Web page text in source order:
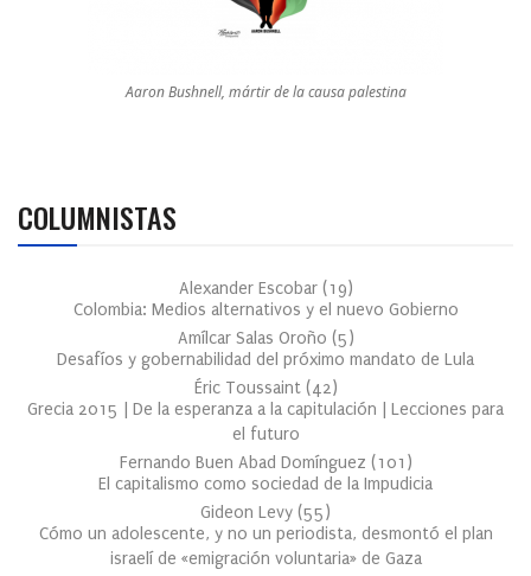
Aaron Bushnell, mártir de la causa palestina
COLUMNISTAS
Alexander Escobar (19)
Colombia: Medios alternativos y el nuevo Gobierno
Amílcar Salas Oroño (5)
Desafíos y gobernabilidad del próximo mandato de Lula
Éric Toussaint (42)
Grecia 2015 | De la esperanza a la capitulación | Lecciones para
el futuro
Fernando Buen Abad Domínguez (101 )
El capitalismo como sociedad de la Impudicia
Gideon Levy (55)
Cómo un adolescente, y no un periodista, desmontó el plan
israelí de «emigración voluntaria» de Gaza